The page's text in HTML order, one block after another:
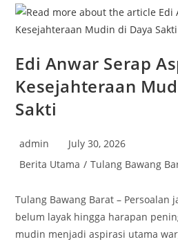
Kasih
Pengamanan
Ibadah
Gereja
Edi Anwar Serap
Kesejahteraan
Sakti
Post
admin
Post
July 30, 2026
Post
Berita Utama / Tulang Bawang
Tulang Bawang Barat – Persoalan
belum layak hingga harapan
mudin menjadi aspirasi utama